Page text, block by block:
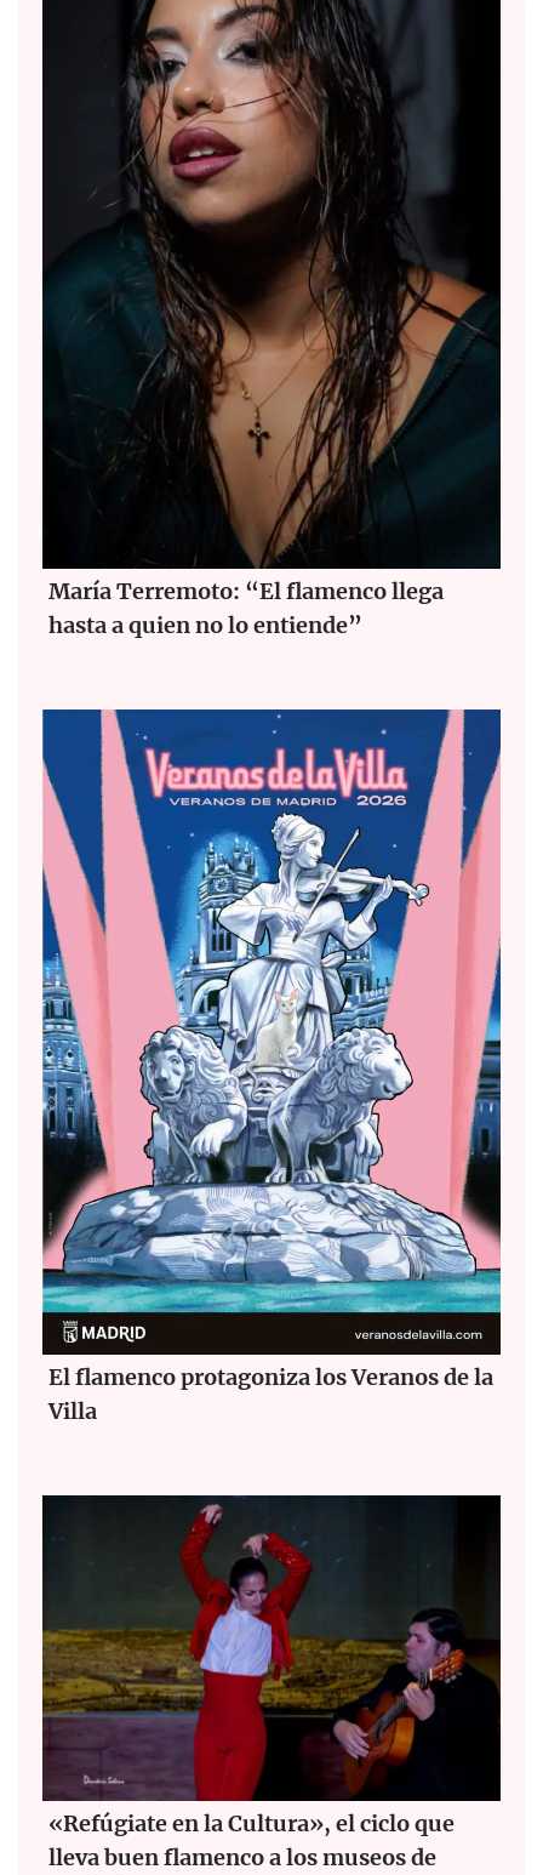
María Terremoto: “El flamenco llega
hasta a quien no lo entiende”
El flamenco protagoniza los Veranos de la
Villa
«Refúgiate en la Cultura», el ciclo que
lleva buen flamenco a los museos de